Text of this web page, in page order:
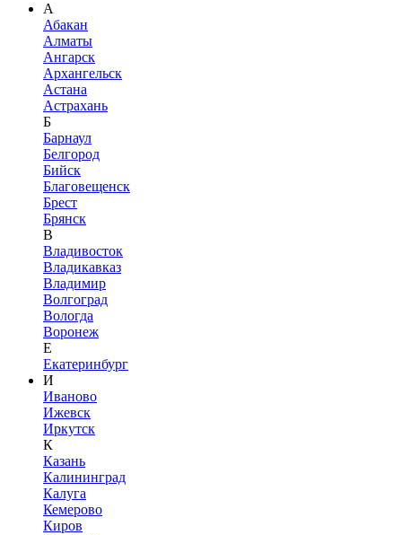
А
Абакан
Алматы
Ангарск
Архангельск
Астана
Астрахань
Б
Барнаул
Белгород
Бийск
Благовещенск
Брест
Брянск
В
Владивосток
Владикавказ
Владимир
Волгоград
Вологда
Воронеж
Е
Екатеринбург
И
Иваново
Ижевск
Иркутск
К
Казань
Калининград
Калуга
Кемерово
Киров